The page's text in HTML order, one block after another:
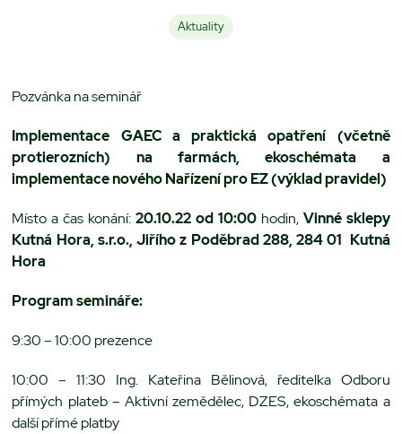
Aktuality
Pozvánka na seminář
Implementace GAEC a praktická opatření (včetně
protierozních) na farmách, ekoschémata a
implementace nového Nařízení pro EZ (výklad pravidel)
Místo a čas konání:20.10.22 od 10:00hodin, Vinné sklepy
Kutná Hora, s.r.o.,Jiřího z Poděbrad 288, 284 01 Kutná
Hora
Program semináře:
9:30 – 10:00 prezence
10:00 – 11:30 Ing. Kateřina Bělinová, ředitelka Odboru
přímých plateb – Aktivní zemědělec, DZES, ekoschémata a
další přímé platby